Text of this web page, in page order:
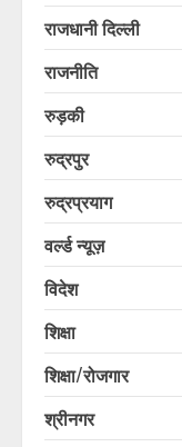
राजधानी दिल्ली
राजनीति
रुड़की
रुद्रपुर
रुद्रप्रयाग
वर्ल्ड न्यूज़
विदेश
शिक्षा
शिक्षा/रोजगार
श्रीनगर
7